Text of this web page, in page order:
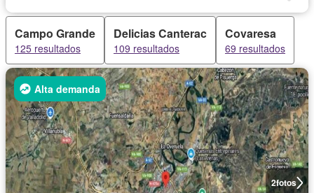
Campo Grande
125 resultados
Delicias Canterac
109 resultados
Covaresa
69 resultados
2fotos
Alta demanda